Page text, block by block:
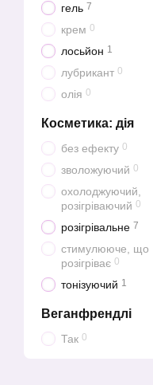
гель 7
крем 0
лосьйон 1
лубрикант 0
олія 0
Косметика: дія
без ефекту 0
зволожуючий 0
охолоджуючий,
розігріваючий 0
розігрівальне 7
стимулююче, що
розігріває 0
тонізуючий 1
Веганфрендлі
Так 0